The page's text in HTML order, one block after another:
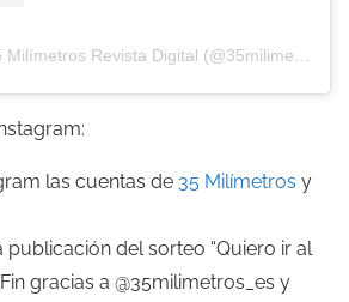
las cuentas de 35 Milímetros y
publicación del sorteo “Quiero ir al
gracias a @35milimetros_es y